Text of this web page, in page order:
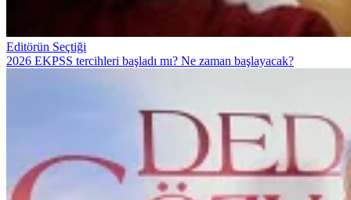
Editörün Seçtiği
2026 EKPSS tercihleri başladı mı? Ne zaman başlayacak?